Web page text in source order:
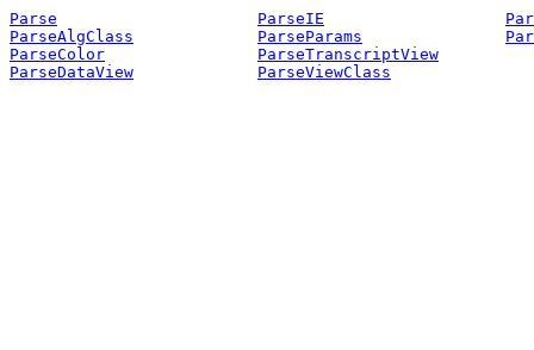
Parse ParseIE
ParseAlgClass
ParseParams
ParseColor
ParseTranscriptView
ParseDataView
ParseViewClass